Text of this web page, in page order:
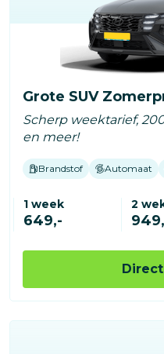
Grote SUV
Scherp weektarief,
en meer!
Brandstof Automaat
1 week
649,-
2